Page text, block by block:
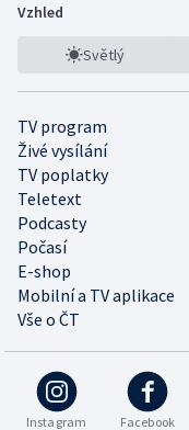
Vzhled
Světlý
TV program
Živé vysílání
TV poplatky
Teletext
Podcasty
Počasí
E-shop
Mobilní a TV aplikace
Vše o ČT
Instagram Facebook